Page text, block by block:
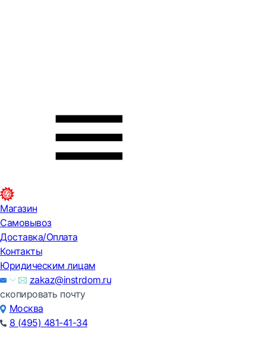
Магазин
Самовывоз
Доставка/Оплата
Контакты
Юридическим лицам
zakaz@instrdom.ru
скопировать почту
Москва
8 (495) 481-41-34